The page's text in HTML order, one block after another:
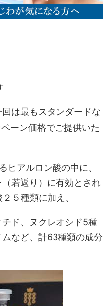
回は最もスタンダードな
ーン価格でご提供いた
ヒアルロン酸の中に、
若返り）に有効とされ
５種類に加え、
ド、ヌクレオシド5種
など、計63種類の成分